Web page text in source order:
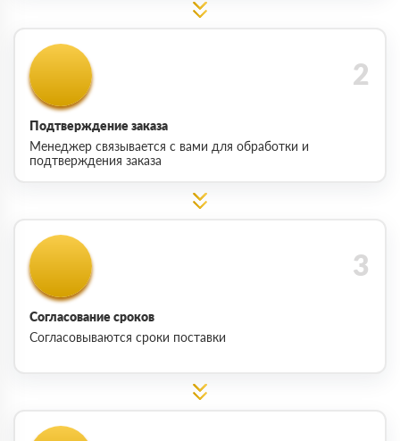
Подтверждение заказа
Менеджер связывается с вами для обработки и
подтверждения заказа
Согласование сроков
Согласовываются сроки поставки